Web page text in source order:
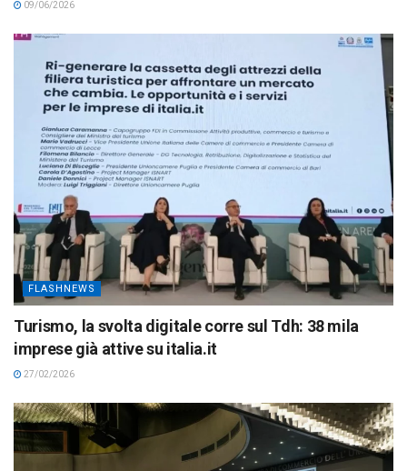
09/06/2026
FLASHNEWS
Turismo, la svolta digitale corre sul Tdh: 38 mila
imprese già attive su italia.it
27/02/2026